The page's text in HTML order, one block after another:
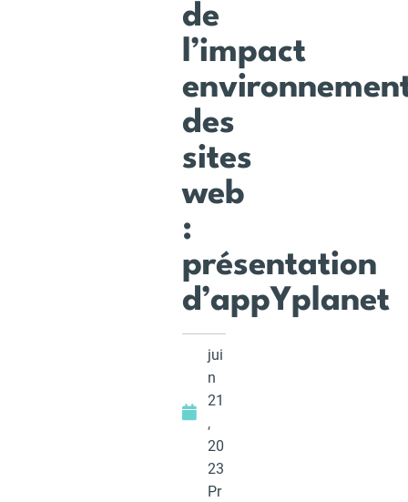
de
l’impact
des
sites
web
:
présentation
d’appYplanet
jui
n
21
,
20
23
Pr